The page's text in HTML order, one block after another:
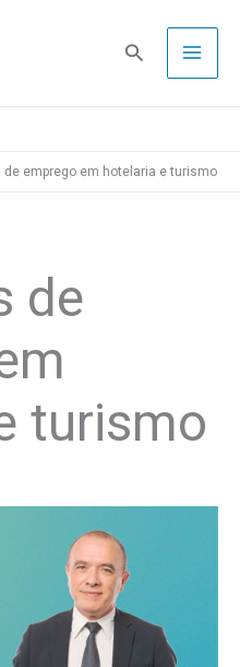
Pesquisa
de emprego em hotelaria e turismo
de
turismo